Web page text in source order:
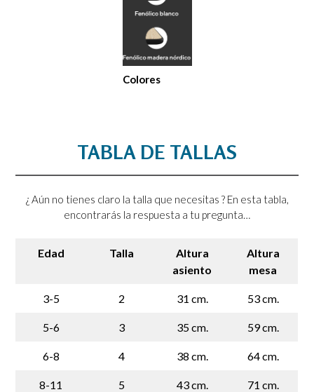
Colores
TABLA DE TALLAS
¿ Aún no tienes claro la talla que necesitas ? En esta tabla,
encontrarás la respuesta a tu pregunta…
Edad Talla
Altura
asiento
Altura
mesa
3-5 2 31 cm. 53 cm.
5-6 3 35 cm. 59 cm.
6-8 4 38 cm. 64 cm.
8-11 5 43 cm. 71 cm.